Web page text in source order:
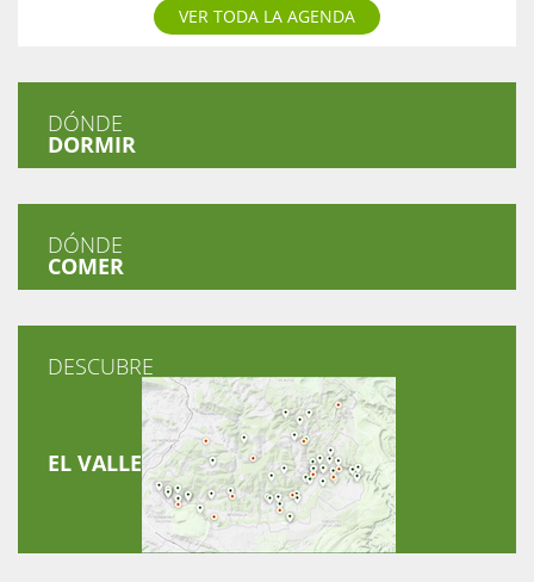
VER TODA LA AGENDA
DÓNDE
DORMIR
DÓNDE
COMER
DESCUBRE
EL VALLE